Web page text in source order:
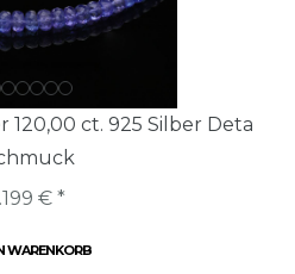
120,00 ct. 925 Silber Deta
€ *
WARENKORB